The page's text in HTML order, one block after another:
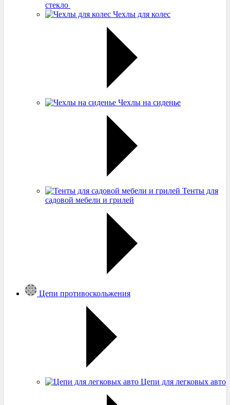
стекло
Чехлы для колес
Чехлы на сиденье
Тенты для
садовой мебели и грилей
Цепи противоскольжения
Цепи для легковых авто